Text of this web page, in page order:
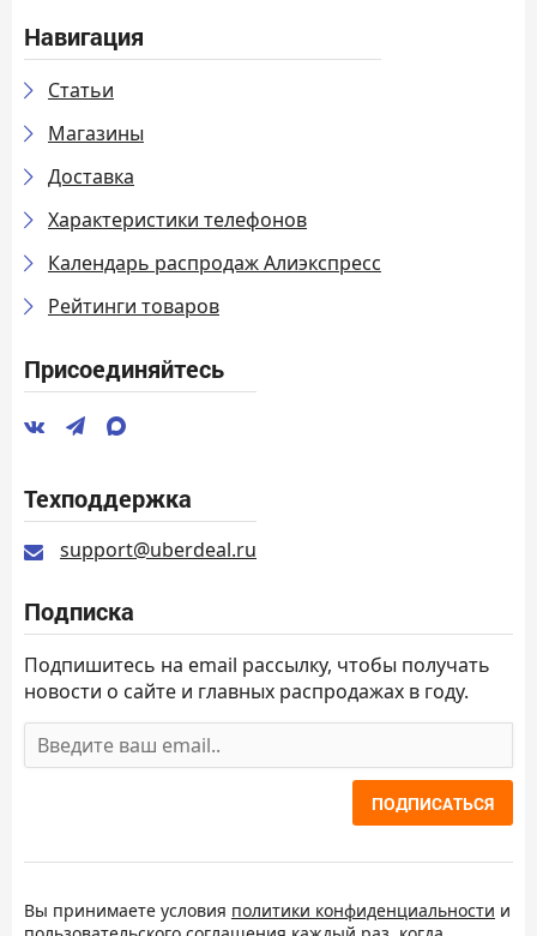
Навигация
Статьи
Магазины
Доставка
Характеристики телефонов
Календарь распродаж Алиэкспресс
Рейтинги товаров
Присоединяйтесь
Техподдержка
support@uberdeal.ru
Подписка
Подпишитесь на email рассылку, чтобы получать
новости о сайте и главных распродажах в году.
ПОДПИСАТЬСЯ
Вы принимаете условия политики конфиденциальности и